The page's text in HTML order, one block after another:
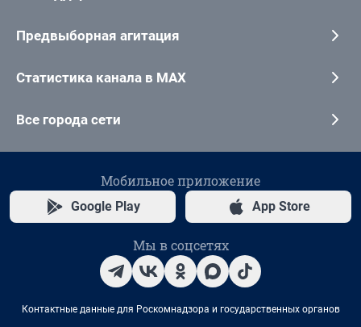
Предвыборная агитация
Статистика канала в MAX
Все города сети
Мобильное приложение
Google Play App Store
Мы в соцсетях
Контактные данные для Роскомнадзора и государственных органов